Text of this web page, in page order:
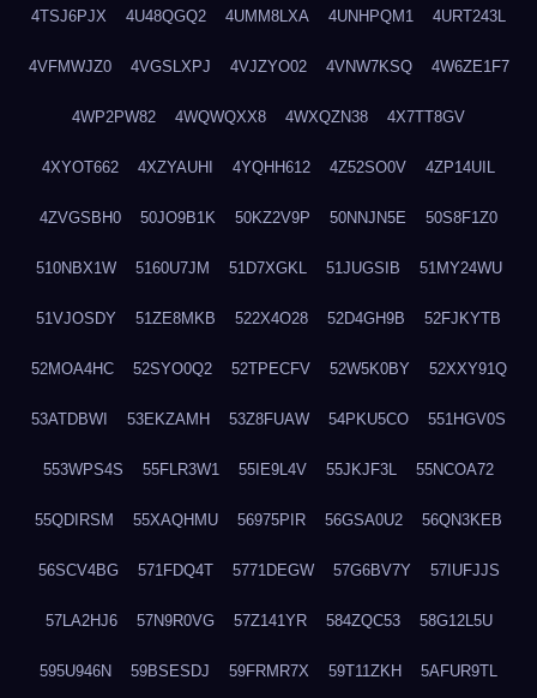
4TSJ6PJX 4U48QGQ2 4UMM8LXA 4UNHPQM1 4URT243L
4VFMWJZ0 4VGSLXPJ 4VJZYO02 4VNW7KSQ 4W6ZE1F7
4WP2PW82 4WQWQXX8 4WXQZN38 4X7TT8GV
4XYOT662 4XZYAUHI 4YQHH612 4Z52SO0V 4ZP14UIL
4ZVGSBH0 50JO9B1K 50KZ2V9P 50NNJN5E 50S8F1Z0
510NBX1W 5160U7JM 51D7XGKL 51JUGSIB 51MY24WU
51VJOSDY 51ZE8MKB 522X4O28 52D4GH9B 52FJKYTB
52MOA4HC 52SYO0Q2 52TPECFV 52W5K0BY 52XXY91Q
53ATDBWI 53EKZAMH 53Z8FUAW 54PKU5CO 551HGV0S
553WPS4S 55FLR3W1 55IE9L4V 55JKJF3L 55NCOA72
55QDIRSM 55XAQHMU 56975PIR 56GSA0U2 56QN3KEB
56SCV4BG 571FDQ4T 5771DEGW 57G6BV7Y 57IUFJJS
57LA2HJ6 57N9R0VG 57Z141YR 584ZQC53 58G12L5U
595U946N 59BSESDJ 59FRMR7X 59T11ZKH 5AFUR9TL